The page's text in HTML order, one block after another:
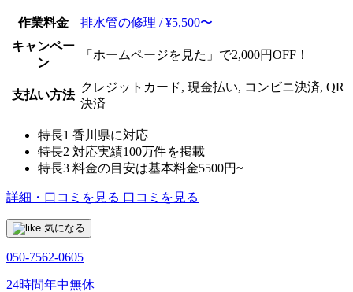
作業料金
排水管の修理 / ¥5,500〜
キャンペー
ン
「ホームページを見た」で2,000円OFF！
支払い方法
クレジットカード, 現金払い, コンビニ決済, QR
決済
特長1 香川県に対応
特長2 対応実績100万件を掲載
特長3 料金の目安は基本料金5500円~
詳細・口コミを見る 口コミを見る
気になる
050-7562-0605
24時間年中無休